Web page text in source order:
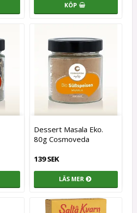
KÖP
Dessert Masala Eko.
80g Cosmoveda
139 SEK
LÄS MER